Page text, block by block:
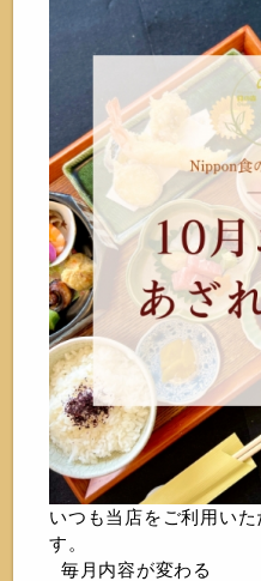
いつも当店をご利用い
す。
毎月内容が変わる